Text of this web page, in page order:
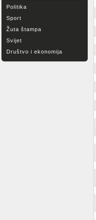
Politika
Sport
Žuta štampa
Svijet
Društvo i ekonomija